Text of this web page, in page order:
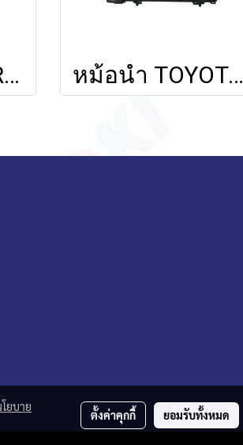
หม้อน้ำ CHEVROLET SONIC'13-'14 (1.4L) (M/T) หม้อน้ำ TOYOTA YARIS ATIV'22
ยบาย
ตั้งค่าคุกกี้ ยอมรับทั้งหมด